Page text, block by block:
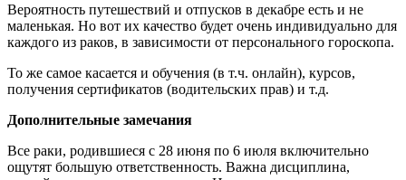
Вероятность путешествий и отпусков в декабре есть и не
маленькая. Но вот их качество будет очень индивидуально для
каждого из раков, в зависимости от персонального гороскопа.
То же самое касается и обучения (в т.ч. онлайн), курсов,
получения сертификатов (водительских прав) и т.д.
Дополнительные замечания
Все раки, родившиеся с 28 июня по 6 июля включительно
ощутят большую ответственность. Важна дисциплина,